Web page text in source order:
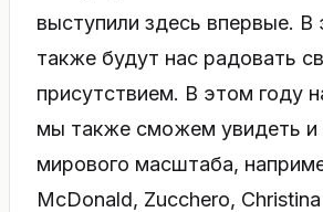
выступили здесь впервые. В
также будут нас радовать
присутствием. В этом году
мы также сможем увидеть и
мирового масштаба,
McDonald, Zucchero, Christina